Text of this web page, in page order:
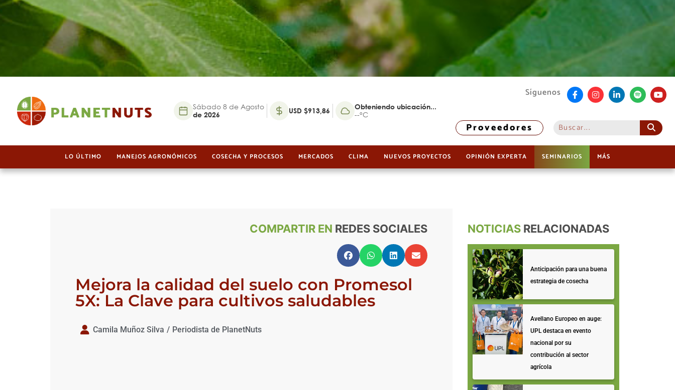
Sábado 8 de Agosto
de 2026 USD $913,86 Obteniendo ubicación...
--°C
Síguenos
Proveedores
LO ÚLTIMO MANEJOS AGRONÓMICOS COSECHA Y PROCESOS MERCADOS CLIMA NUEVOS PROYECTOS OPINIÓN EXPERTA SEMINARIOS MÁS
COMPARTIR EN REDES SOCIALES
Mejora la calidad del suelo con Promesol
5X: La Clave para cultivos saludables
Camila Muñoz Silva / Periodista de PlanetNuts
NOTICIAS RELACIONADAS
Anticipación para una buena
estrategia de cosecha
Avellano Europeo en auge:
UPL destaca en evento
nacional por su
contribución al sector
agrícola